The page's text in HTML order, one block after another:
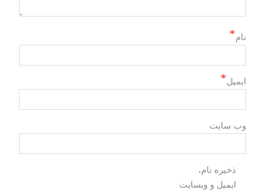
نام*
ایمیل*
وب‌ سایت
ذخیره نام،
ایمیل و وبسایت